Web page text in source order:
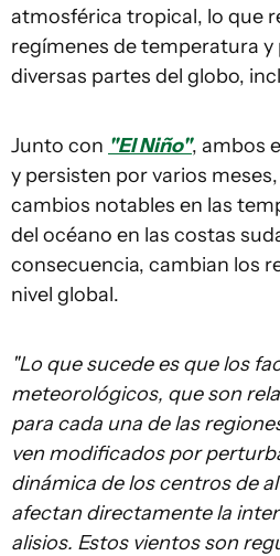
atmosférica tropical, lo que
regímenes de temperatura
diversas partes del globo,
Junto con "El Niño", ambos
y persisten por varios
cambios notables en las
del océano en las costas
consecuencia, cambian los
nivel global.
"Lo que sucede es que los
meteorológicos, que son
para cada una de las
ven modificados por
dinámica de los centros de
afectan directamente la
alisios. Estos vientos son